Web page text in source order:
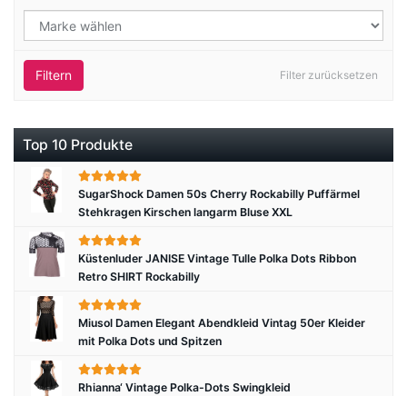
Filter zurücksetzen
Filtern
Top 10 Produkte
SugarShock Damen 50s Cherry Rockabilly Puffärmel
Stehkragen Kirschen langarm Bluse XXL
Küstenluder JANISE Vintage Tulle Polka Dots Ribbon
Retro SHIRT Rockabilly
Miusol Damen Elegant Abendkleid Vintag 50er Kleider
mit Polka Dots und Spitzen
Rhianna‘ Vintage Polka-Dots Swingkleid